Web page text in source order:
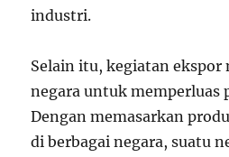
industri.
Selain itu, kegiatan
negara untuk memperluas
Dengan memasarkan
di berbagai negara, suatu